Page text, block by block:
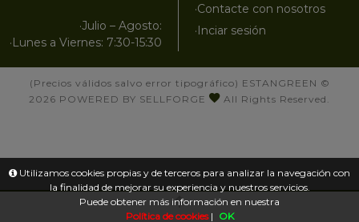
·Julio – Agosto:
·Lunes a Viernes: 7:30-15:30
·Contacte con nosotros
·Inciar sesión
(Precios válidos salvo error tipográfico) ESTANGREEN ©
2026 POWERED BY SELLFORGE All Rights Reserved.
Utilizamos cookies propias y de terceros para analizar la navegación con
la finalidad de mejorar su experiencia y nuestros servicios.
Puede obtener más información en nuestra
Política de cookies| OK